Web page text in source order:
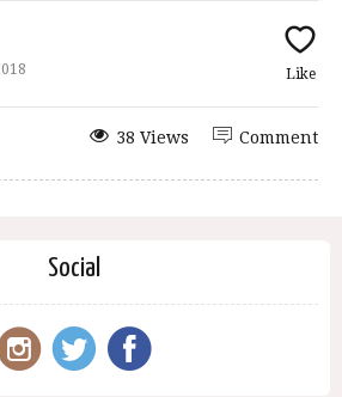
Like
Comment
38 Views
Social